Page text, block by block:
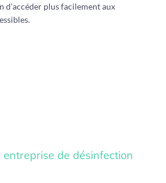
d’accéder plus facilement aux
de désinfection